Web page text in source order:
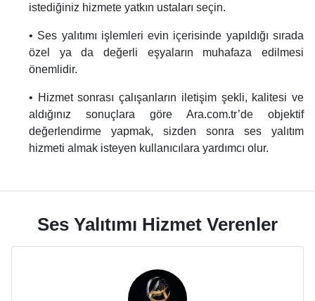
istediğiniz hizmete yatkın ustaları seçin.
• Ses yalıtımı işlemleri evin içerisinde yapıldığı sırada
özel ya da değerli eşyaların muhafaza edilmesi
önemlidir.
• Hizmet sonrası çalışanların iletişim şekli, kalitesi ve
aldığınız sonuçlara göre Ara.com.tr’de objektif
değerlendirme yapmak, sizden sonra ses yalıtım
hizmeti almak isteyen kullanıcılara yardımcı olur.
Ses Yalıtımı Hizmet Verenler